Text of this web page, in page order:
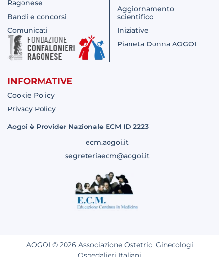
Ragonese
Bandi e concorsi
Comunicati
Aggiornamento
scientifico
Iniziative
Pianeta Donna AOGOI
INFORMATIVE
Cookie Policy
Privacy Policy
Aogoi è Provider Nazionale ECM ID 2223
ecm.aogoi.it
segreteriaecm@aogoi.it
AOGOI © 2026 Associazione Ostetrici Ginecologi
Ospedalieri Italiani